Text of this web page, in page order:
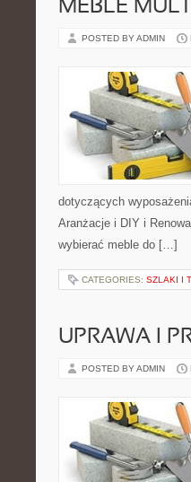
MEBLE
POSTED BY ADMIN
dotyczących
Aranżacje i DIY i
wybierać meble do […]
CATEGORIES: SZLAKI I
UPRAWA I
POSTED BY ADMIN